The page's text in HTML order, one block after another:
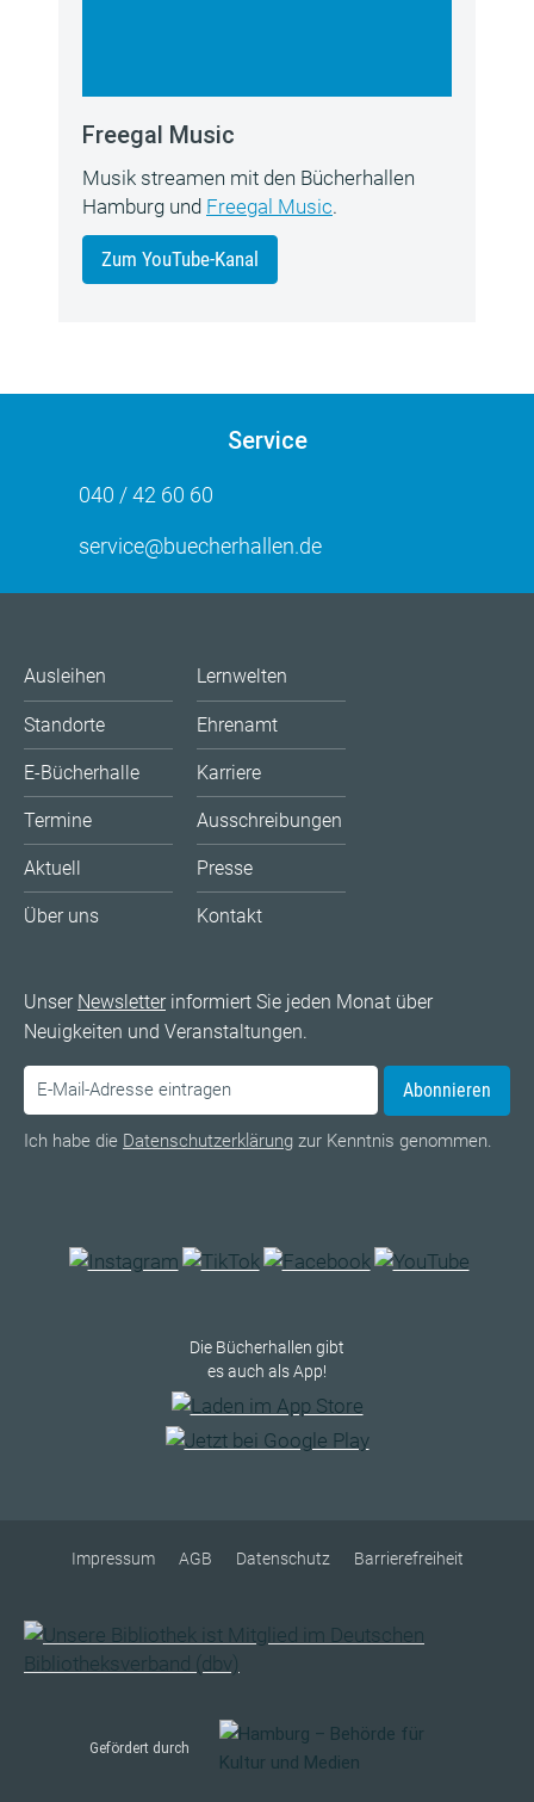
Freegal Music
Musik streamen mit den Bücherhallen
Hamburg und Freegal Music.
Zum YouTube-Kanal
Service
040 / 42 60 60
service@buecherhallen.de
Ausleihen
Standorte
E-Bücherhalle
Termine
Aktuell
Über uns
Lernwelten
Ehrenamt
Karriere
Ausschreibungen
Presse
Kontakt
Unser Newsletterinformiert Sie jeden Monat über
Neuigkeiten und Veranstaltungen.
Abonnieren
Ich habe die Datenschutzerklärung zur Kenntnis genommen.
Die Bücherhallen gibt
es auch als App!
Impressum AGB Datenschutz Barrierefreiheit
Gefördert durch